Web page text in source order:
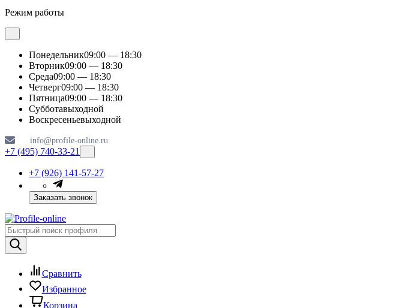
Режим работы
Понедельник09:00 — 18:30
Вторник09:00 — 18:30
Среда09:00 — 18:30
Четверг09:00 — 18:30
Пятница09:00 — 18:30
Субботавыходной
Воскресеньевыходной
info@profile-online.ru
+7 (495) 740-33-21
+7 (926) 141-57-27
Заказать звонок
Сравнить
Избранное
Корзина